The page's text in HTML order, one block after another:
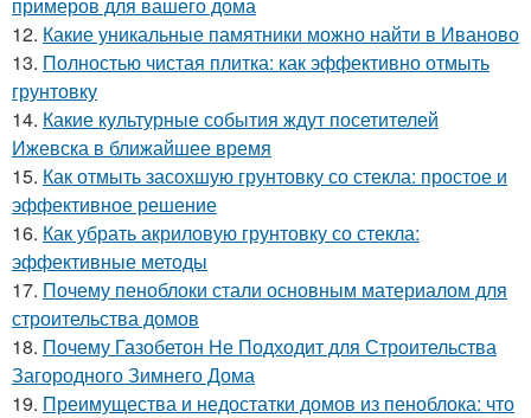
примеров для вашего дома
12. Какие уникальные памятники можно найти в Иваново
13. Полностью чистая плитка: как эффективно отмыть
грунтовку
14. Какие культурные события ждут посетителей
Ижевска в ближайшее время
15. Как отмыть засохшую грунтовку со стекла: простое и
эффективное решение
16. Как убрать акриловую грунтовку со стекла:
эффективные методы
17. Почему пеноблоки стали основным материалом для
строительства домов
18. Почему Газобетон Не Подходит для Строительства
Загородного Зимнего Дома
19. Преимущества и недостатки домов из пеноблока: что